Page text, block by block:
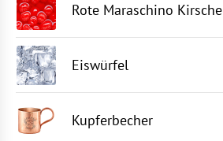
Rote Maraschino Kirsche
Eiswürfel
Kupferbecher